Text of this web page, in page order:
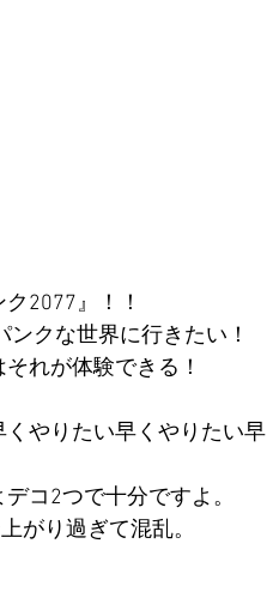
ク2077』！！
ンクな世界に行きたい！
れが体験できる！
やりたい早くやりたい早
コ2つで十分ですよ。
がり過ぎて混乱。